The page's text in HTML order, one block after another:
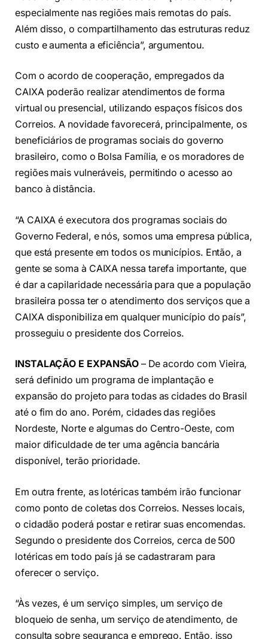
especialmente nas regiões mais remotas do país.
Além disso, o compartilhamento das estruturas reduz
custo e aumenta a eficiência”, argumentou.
Com o acordo de cooperação, empregados da
CAIXA poderão realizar atendimentos de forma
virtual ou presencial, utilizando espaços físicos dos
Correios. A novidade favorecerá, principalmente, os
beneficiários de programas sociais do governo
brasileiro, como o Bolsa Família, e os moradores de
regiões mais vulneráveis, permitindo o acesso ao
banco à distância.
“A CAIXA é executora dos programas sociais do
Governo Federal, e nós, somos uma empresa pública,
que está presente em todos os municípios. Então, a
gente se soma à CAIXA nessa tarefa importante, que
é dar a capilaridade necessária para que a população
brasileira possa ter o atendimento dos serviços que a
CAIXA disponibiliza em qualquer município do país”,
prosseguiu o presidente dos Correios.
INSTALAÇÃO E EXPANSÃO – De acordo com Vieira,
será definido um programa de implantação e
expansão do projeto para todas as cidades do Brasil
até o fim do ano. Porém, cidades das regiões
Nordeste, Norte e algumas do Centro-Oeste, com
maior dificuldade de ter uma agência bancária
disponível, terão prioridade.
Em outra frente, as lotéricas também irão funcionar
como ponto de coletas dos Correios. Nesses locais,
o cidadão poderá postar e retirar suas encomendas.
Segundo o presidente dos Correios, cerca de 500
lotéricas em todo país já se cadastraram para
oferecer o serviço.
“Às vezes, é um serviço simples, um serviço de
bloqueio de senha, um serviço de atendimento, de
consulta sobre segurança e emprego. Então, isso